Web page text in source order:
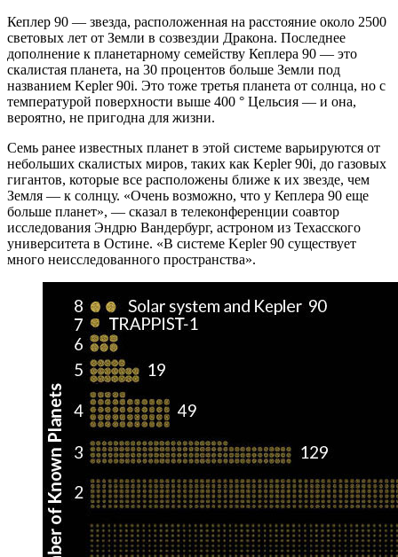
Кеплер 90 — звезда, расположенная на расстояние около 2500
световых лет от Земли в созвездии Дракона. Последнее
дополнение к планетарному семейству Кеплера 90 — это
скалистая планета, на 30 процентов больше Земли под
названием Kepler 90i. Это тоже третья планета от солнца, но с
температурой поверхности выше 400 ° Цельсия — и она,
вероятно, не пригодна для жизни.
Семь ранее известных планет в этой системе варьируются от
небольших скалистых миров, таких как Kepler 90i, до газовых
гигантов, которые все расположены ближе к их звезде, чем
Земля — ​​к солнцу. «Очень возможно, что у Кеплера 90 еще
больше планет», — сказал в телеконференции соавтор
исследования Эндрю Вандербург, астроном из Техасского
университета в Остине. «В системе Kepler 90 существует
много неисследованного пространства».